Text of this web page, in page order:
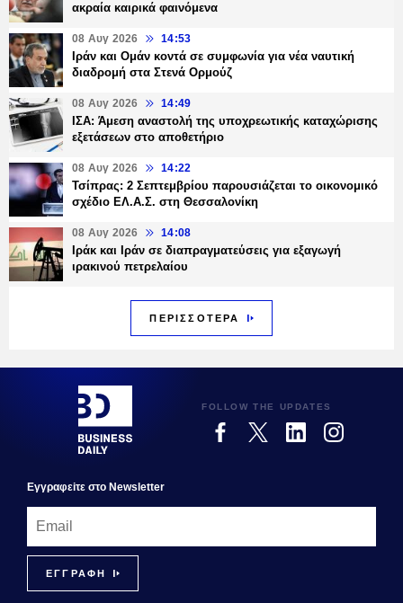
ακραία καιρικά φαινόμενα
08 Αυγ 2026 14:53
Ιράν και Ομάν κοντά σε συμφωνία για νέα ναυτική
διαδρομή στα Στενά Ορμούζ
08 Αυγ 2026 14:49
ΙΣΑ: Άμεση αναστολή της υποχρεωτικής καταχώρισης
εξετάσεων στο αποθετήριο
08 Αυγ 2026 14:22
Τσίπρας: 2 Σεπτεμβρίου παρουσιάζεται το οικονομικό
σχέδιο ΕΛ.Α.Σ. στη Θεσσαλονίκη
08 Αυγ 2026 14:08
Ιράκ και Ιράν σε διαπραγματεύσεις για εξαγωγή
ιρακινού πετρελαίου
ΠΕΡΙΣΣΟΤΕΡΑ
FOLLOW THE UPDATES
Εγγραφεiτε στο Newsletter